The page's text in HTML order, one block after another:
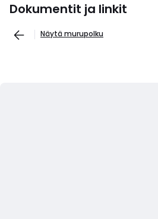
Dokumentit ja linkit
Näytä murupolku